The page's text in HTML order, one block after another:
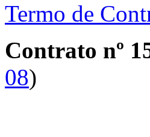
Termo de
Contrato nº
08)